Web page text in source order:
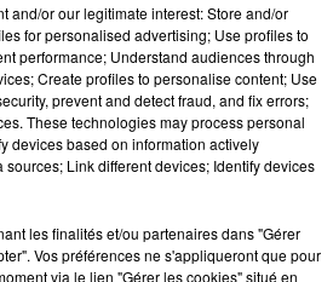
Dubuni. Pétillante, drôle,
and/or our legitimate interest: Store and/or
for personalised advertising; Use profiles to
performance; Understand audiences through
Create profiles to personalise content; Use
prevent and detect fraud, and fix errors;
These technologies may process personal
devices based on information actively
Link different devices; Identify devices
les finalités et/ou partenaires dans "Gérer
Vos préférences ne s'appliqueront que pour
via le lien "Gérer les cookies" situé en